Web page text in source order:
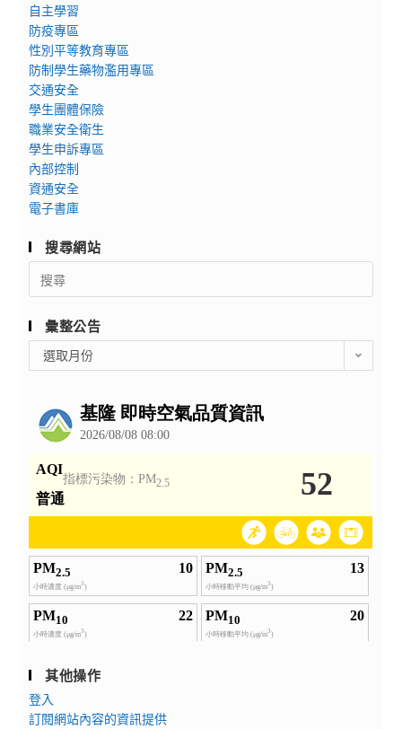
自主學習
防疫專區
性別平等教育專區
防制學生藥物濫用專區
交通安全
學生團體保險
職業安全衛生
學生申訴專區
內部控制
資通安全
電子書庫
搜尋網站
Search
for:
彙整公告
整
選取月份
其他操作
登入
訂閱網站內容的資訊提供